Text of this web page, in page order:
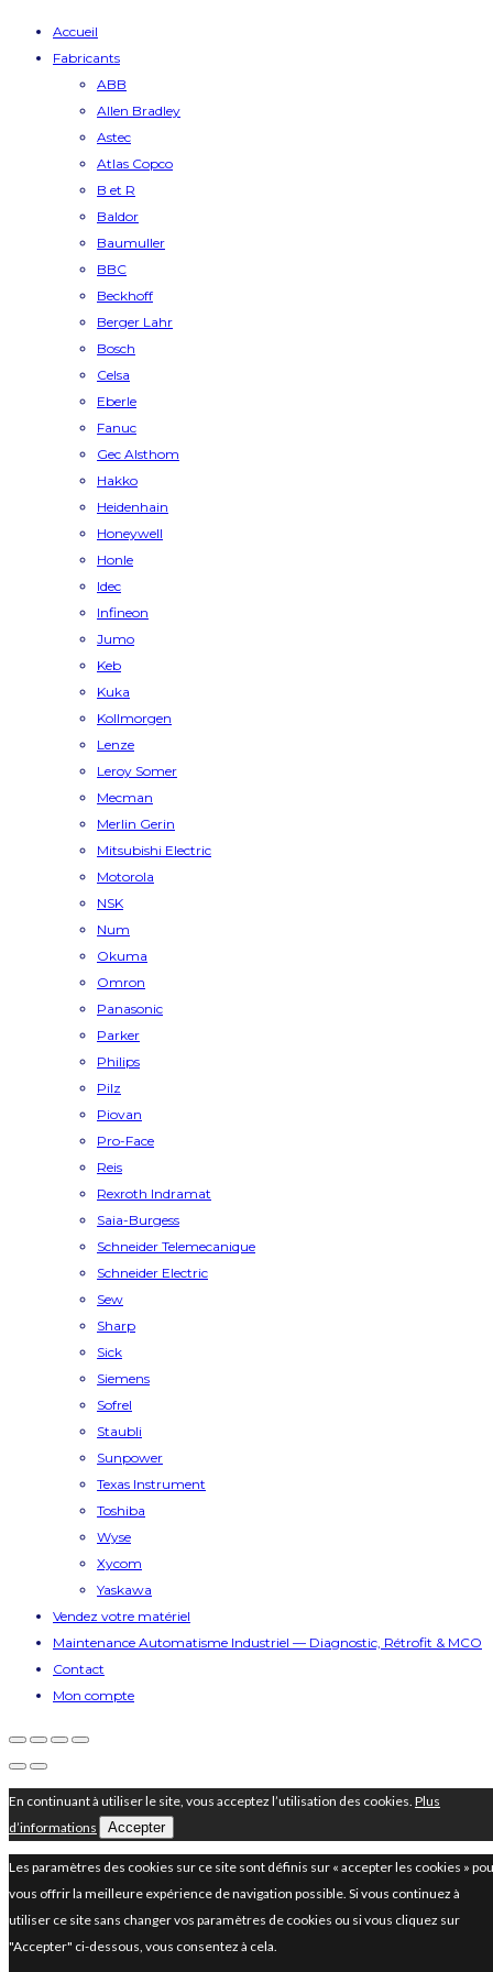
Accueil
Fabricants
ABB
Allen Bradley
Astec
Atlas Copco
B et R
Baldor
Baumuller
BBC
Beckhoff
Berger Lahr
Bosch
Celsa
Eberle
Fanuc
Gec Alsthom
Hakko
Heidenhain
Honeywell
Honle
Idec
Infineon
Jumo
Keb
Kuka
Kollmorgen
Lenze
Leroy Somer
Mecman
Merlin Gerin
Mitsubishi Electric
Motorola
NSK
Num
Okuma
Omron
Panasonic
Parker
Philips
Pilz
Piovan
Pro-Face
Reis
Rexroth Indramat
Saia-Burgess
Schneider Telemecanique
Schneider Electric
Sew
Sharp
Sick
Siemens
Sofrel
Staubli
Sunpower
Texas Instrument
Toshiba
Wyse
Xycom
Yaskawa
Vendez votre matériel
Maintenance Automatisme Industriel — Diagnostic, Rétrofit & MCO
Contact
Mon compte
En continuant à utiliser le site, vous acceptez l’utilisation des cookies. Plus
d’informations
Accepter
Les paramètres des cookies sur ce site sont définis sur « accepter les cookies »
vous offrir la meilleure expérience de navigation possible. Si vous continuez à
utiliser ce site sans changer vos paramètres de cookies ou si vous cliquez sur
"Accepter" ci-dessous, vous consentez à cela.